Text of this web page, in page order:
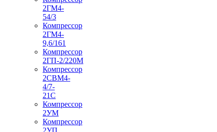
2ГМ4-
54/3
Компрессор
2ГМ4-
9,6/161
Компрессор
2ГП-2/220М
Компрессор
2СВМ4-
4/7-
21С
Компрессор
2УМ
Компрессор